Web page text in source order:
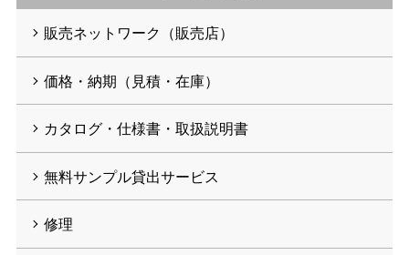
販売ネットワーク（販売店）
価格・納期（見積・在庫）
カタログ・仕様書・取扱説明書
無料サンプル貸出サービス
修理